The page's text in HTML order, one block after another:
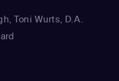
Cusslor),April Stewart
Marsh)
Toni Wurts, D.A.